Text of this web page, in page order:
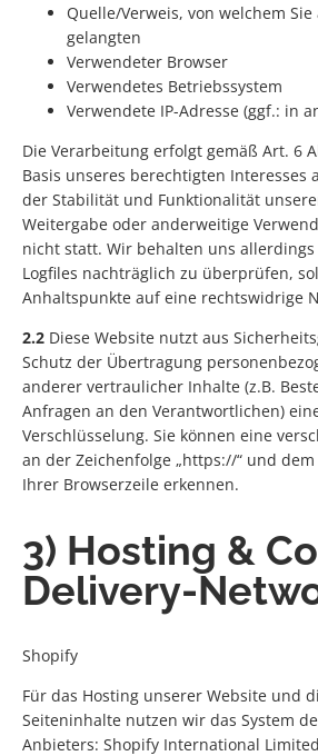
Quelle/Verweis, von welchem
gelangten
Verwendeter Browser
Verwendetes Betriebssystem
Verwendete IP-Adresse (ggf.: in
Die Verarbeitung erfolgt gemäß Art. 6
Basis unseres berechtigten Interesses
der Stabilität und Funktionalität
Weitergabe oder anderweitige
nicht statt. Wir behalten uns allerdings
Logfiles nachträglich zu überprüfen,
Anhaltspunkte auf eine rechtswidrige
2.2 Diese Website nutzt aus
Schutz der Übertragung
anderer vertraulicher Inhalte (z.B.
Anfragen an den Verantwortlichen) eine
Verschlüsselung. Sie können eine
an der Zeichenfolge „https://“ und dem
Ihrer Browserzeile erkennen.
3) Hosting &
Delivery-
Shopify
Für das Hosting unserer Website und
Seiteninhalte nutzen wir das System
Anbieters: Shopify International